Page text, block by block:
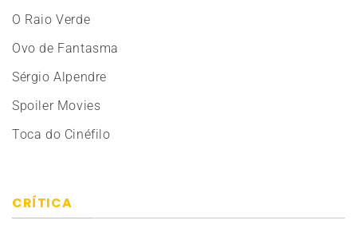
O Raio Verde
Ovo de Fantasma
Sérgio Alpendre
Spoiler Movies
Toca do Cinéfilo
CRÍTICA